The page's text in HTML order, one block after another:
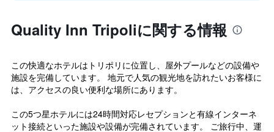
Quality Inn Tripoliに関する情報
この快適なホテルはトリポリに位置し、屋外プールなどの設備や
施設を完備しています。 地元で人気の観光地を訪れたいお客様に
は、アクセスの良い便利な場所にあります。
この5つ星ホテルには24時間対応レセプションと有線インターネ
ット接続といった施設や設備が完備されています。 ご旅行中、運